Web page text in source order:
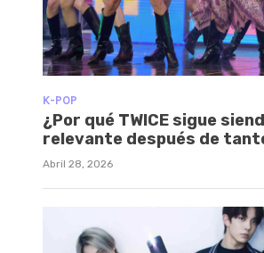
K-POP
¿Por qué TWICE sigue
relevante después de
Abril 28, 2026